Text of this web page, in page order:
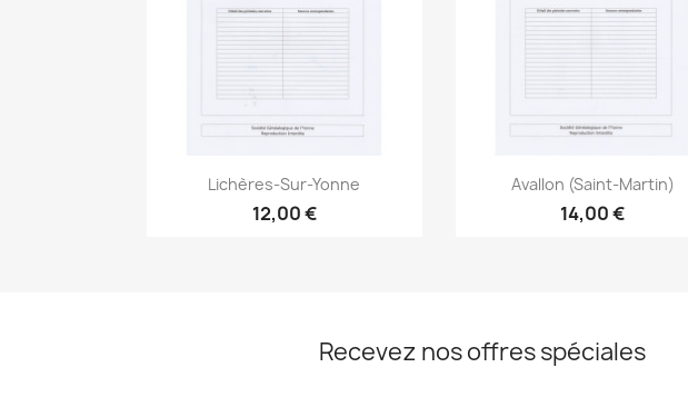
Aperçu rapide
Lichères-Sur-Yonne
12,00 €
Aperçu rapide
Avallon (Saint-Martin)
14,00 €
Recevez nos offres spéciales